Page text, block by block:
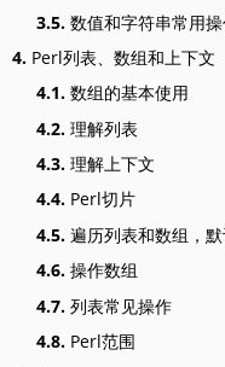
3.5. 数值和字符串常用
4. Perl列表、数组和上下文
4.1. 数组的基本使用
4.2. 理解列表
4.3. 理解上下文
4.4. Perl切片
4.5. 遍历列表和数组，默
4.6. 操作数组
4.7. 列表常见操作
4.8. Perl范围